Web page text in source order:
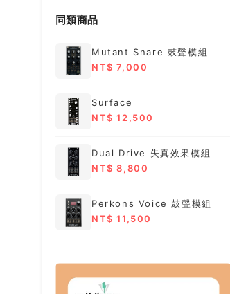
同類商品
Mutant Snare 鼓聲模組
NT$ 7,000
Surface
NT$ 12,500
Dual Drive 失真效果模組
NT$ 8,800
Perkons Voice 鼓聲模組
NT$ 11,500